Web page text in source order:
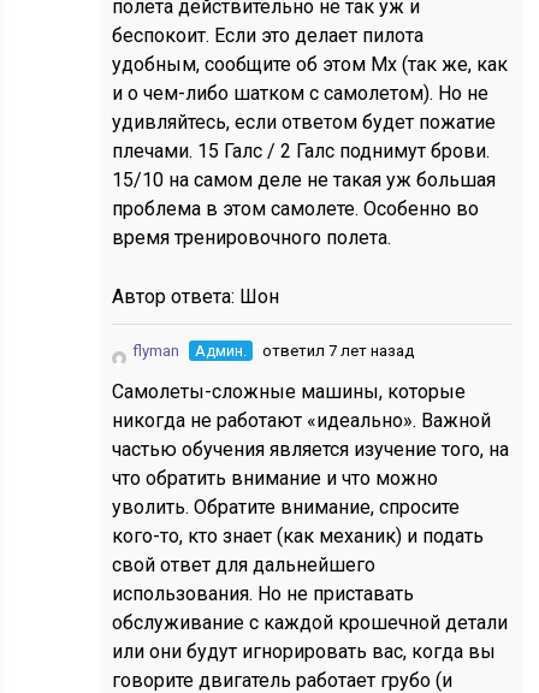
полета действительно не так уж и
беспокоит. Если это делает пилота
удобным, сообщите об этом Mx (так же, как
и о чем-либо шатком с самолетом). Но не
удивляйтесь, если ответом будет пожатие
плечами. 15 Галс / 2 Галс поднимут брови.
15/10 на самом деле не такая уж большая
проблема в этом самолете. Особенно во
время тренировочного полета.
Автор ответа: Шон
flyman Админ. ответил 7 лет назад
Самолеты-сложные машины, которые
никогда не работают «идеально». Важной
частью обучения является изучение того, на
что обратить внимание и что можно
уволить. Обратите внимание, спросите
кого-то, кто знает (как механик) и подать
свой ответ для дальнейшего
использования. Но не приставать
обслуживание с каждой крошечной детали
или они будут игнорировать вас, когда вы
говорите двигатель работает грубо (и